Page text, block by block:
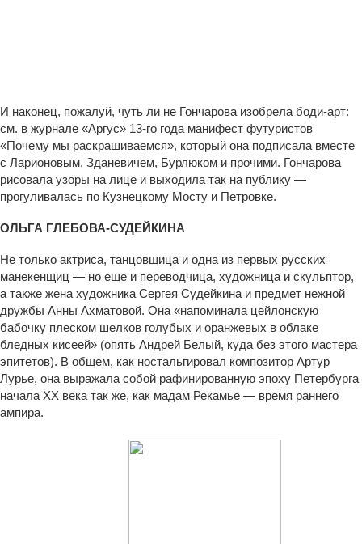
И наконец, пожалуй, чуть ли не Гончарова изобрела боди-арт:
см. в журнале «Аргус» 13-го года манифест футуристов
«Почему мы раскрашиваемся», который она подписала вместе
с Ларионовым, Зданевичем, Бурлюком и прочими. Гончарова
рисовала узоры на лице и выходила так на публику —
прогуливалась по Кузнецкому Мосту и Петровке.
ОЛЬГА ГЛЕБОВА-СУДЕЙКИНА
Не только актриса, танцовщица и одна из первых русских
манекенщиц — но еще и переводчица, художница и скульптор,
а также жена художника Сергея Судейкина и предмет нежной
дружбы Анны Ахматовой. Она «напоминала цейлонскую
бабочку плеском шелков голубых и оранжевых в облаке
бледных кисеей» (опять Андрей Белый, куда без этого мастера
эпитетов). В общем, как ностальгировал композитор Артур
Лурье, она выражала собой рафинированную эпоху Петербурга
начала ХХ века так же, как мадам Рекамье — время раннего
ампира.